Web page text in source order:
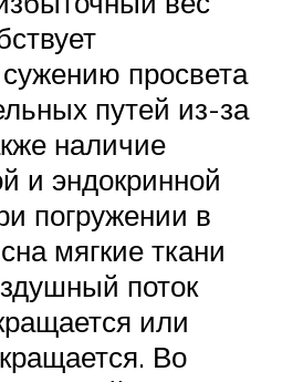
просвета
путей из-за
наличие
и эндокринной
погружении в
мягкие ткани
поток
или
Во